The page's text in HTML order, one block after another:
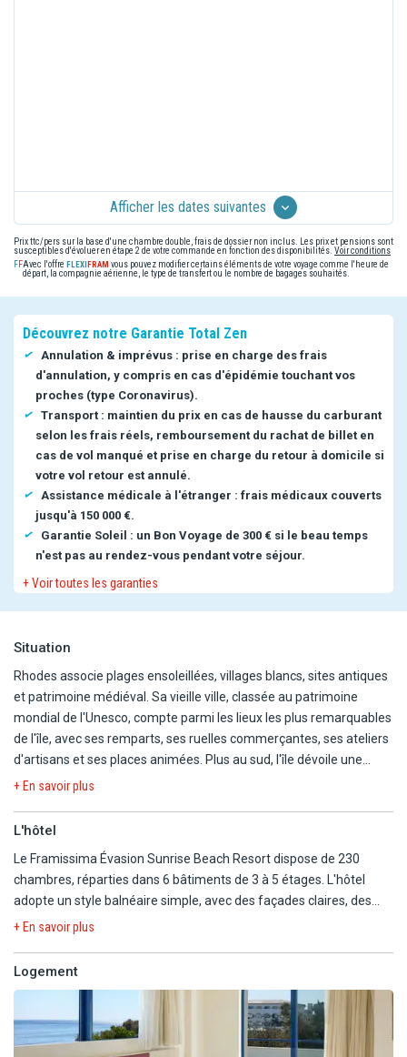
Afficher les dates suivantes
Prix ttc/pers sur la base d'une chambre double, frais de dossier non inclus. Les prix et pensions sont
susceptibles d'évoluer en étape 2 de votre commande en fonction des disponibilités. Voir conditions
Avec l'offre
vous pouvez modifier certains éléments de votre voyage comme l'heure de
départ, la compagnie aérienne, le type de transfert ou le nombre de bagages souhaités.
Découvrez notre Garantie Total Zen
Annulation & imprévus : prise en charge des frais
d'annulation, y compris en cas d'épidémie touchant vos
proches (type Coronavirus).
Transport : maintien du prix en cas de hausse du carburant
selon les frais réels, remboursement du rachat de billet en
cas de vol manqué et prise en charge du retour à domicile si
votre vol retour est annulé.
Assistance médicale à l'étranger : frais médicaux couverts
jusqu'à 150 000 €.
Garantie Soleil : un Bon Voyage de 300 € si le beau temps
n'est pas au rendez-vous pendant votre séjour.
+ Voir toutes les garanties
Situation
Rhodes associe plages ensoleillées, villages blancs, sites antiques
et patrimoine médiéval. Sa vieille ville, classée au patrimoine
mondial de l'Unesco, compte parmi les lieux les plus remarquables
de l'île, avec ses remparts, ses ruelles commerçantes, ses ateliers
d'artisans et ses places animées. Plus au sud, l'île dévoile une
facette plus balnéaire, entre criques, baies abritées, falaises et
situation privilégiée sur la côte sud-est de Rhodes, face à la plage
de Pefki. Cette station balnéaire est appréciée pour son
atmosphère détendue, ses restaurants, ses commerces et ses
petites plages bordées d'eaux limpides. Elle constitue un point de
découvertes dans le sud de l'île.
Lindos, l'un des villages les plus emblématiques de Rhodes, se
rejoint rapidement depuis l'hôtel. Avec ses maisons blanches
accrochées à la colline, ses ruelles étroites et son acropole
+ En savoir plus
L'hôtel
Le Framissima Évasion Sunrise Beach Resort dispose de 230
chambres, réparties dans 6 bâtiments de 3 à 5 étages. L'hôtel
adopte un style balnéaire simple, avec des façades claires, des
extérieurs soignés et une implantation orientée vers la mer.
Les chambres, d'une superficie de 25 m², sont aménagées dans
terrasse. Les espaces extérieurs sont pensés autour de la
baignade, avec deux piscines aménagées, complétées par la
plage située en contrebas et de nombreuses terrasses. Côté
+ En savoir plus
Logement